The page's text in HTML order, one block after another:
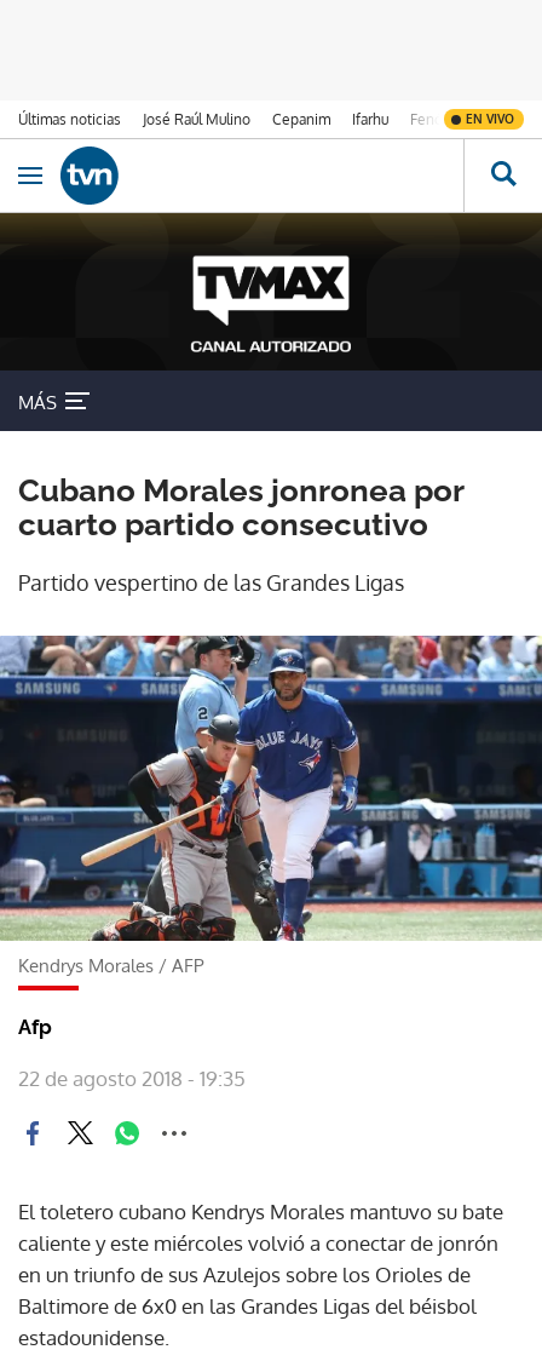
Últimas noticias José Raúl Mulino Cepanim Ifarhu Fenómeno de El
EN VIVO
Ir al contenido
Obrir navegació
MÁS
Cubano Morales jonronea por
cuarto partido consecutivo
Partido vespertino de las Grandes Ligas
Kendrys Morales / AFP
Afp
22 de agosto 2018 - 19:35
El toletero cubano Kendrys Morales mantuvo su bate
caliente y este miércoles volvió a conectar de jonrón
en un triunfo de sus Azulejos sobre los Orioles de
Baltimore de 6x0 en las Grandes Ligas del béisbol
estadounidense.